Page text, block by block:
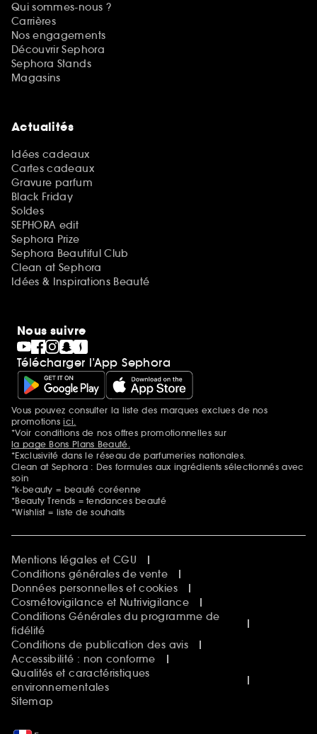
Qui sommes-nous ?
Carrières
Nos engagements
Découvrir Sephora
Sephora Stands
Magasins
Actualités
Idées cadeaux
Cartes cadeaux
Gravure parfum
Black Friday
Soldes
SEPHORA edit
Sephora Prize
Sephora Beautiful Club
Clean at Sephora
Idées & Inspirations Beauté
Nous suivre
Télécharger l’App Sephora
Mentions additionnelles
Vous pouvez consulter la liste des marques exclues de nos
promotionsici.
*Voir conditions de nos offres promotionnelles sur
la page Bons Plans Beauté.
*Exclusivité dans le réseau de parfumeries nationales.
Clean at Sephora : Des formules aux ingrédients sélectionnés avec
soin
*k-beauty = beauté coréenne
*Beauty Trends = tendances beauté
*Wishlist = liste de souhaits
Mentions légales et CGU
Conditions générales de vente
Données personnelles et cookies
Cosmétovigilance et Nutrivigilance
Conditions Générales du programme de
fidélité
Conditions de publication des avis
Accessibilité : non conforme
Qualités et caractéristiques
environnementales
Sitemap